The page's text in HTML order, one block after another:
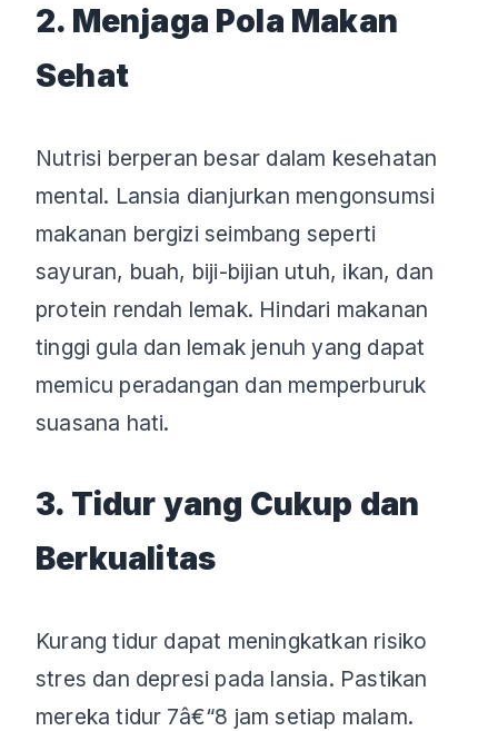
2. Menjaga Pola Makan
Sehat
Nutrisi berperan besar dalam kesehatan
mental. Lansia dianjurkan mengonsumsi
makanan bergizi seimbang seperti
sayuran, buah, biji-bijian utuh, ikan, dan
protein rendah lemak. Hindari makanan
tinggi gula dan lemak jenuh yang dapat
memicu peradangan dan memperburuk
suasana hati.
3. Tidur yang Cukup dan
Berkualitas
Kurang tidur dapat meningkatkan risiko
stres dan depresi pada lansia. Pastikan
mereka tidur 7â€“8 jam setiap malam.